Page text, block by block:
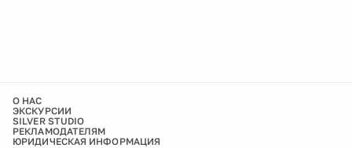
О НАС
ЭКСКУРСИИ
SILVER STUDIO
РЕКЛАМОДАТЕЛЯМ
ЮРИДИЧЕСКАЯ ИНФОРМАЦИЯ